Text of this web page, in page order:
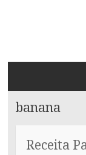
CONTENT
banana
Receita